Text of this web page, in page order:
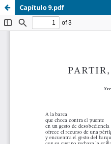
Capítulo 9.pdf